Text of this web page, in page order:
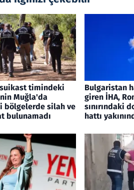
suikast timindeki
Muğla'da
bölgelerde silah ve
bulunamadı
Bulgaristan
giren İHA,
sınırındaki
hattı